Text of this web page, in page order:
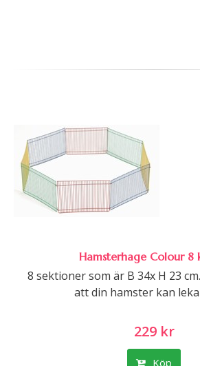
Hamsterhage Colour 8
8 sektioner som är B 34x H 23
att din hamster kan leka
229 kr
Köp